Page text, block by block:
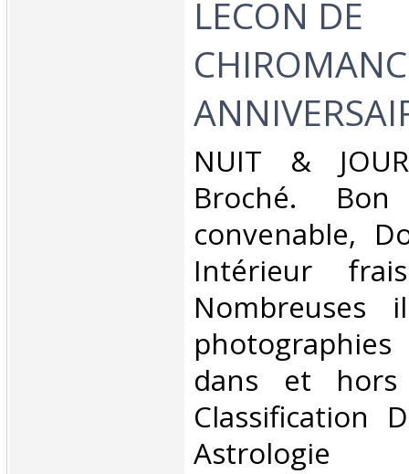
LECON DE
‎NUIT &
Broché.
convenable,
Intérieur
Nombreuses
dans et
Classification
Astrologie‎